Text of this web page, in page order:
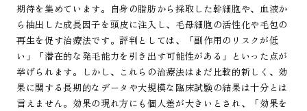
期待を集めています。自身の脂肪から採取した幹細胞や、血液か
ら抽出した成長因子を頭皮に注入し、毛母細胞の活性化や毛包の
再生を促す治療法です。評判としては、「副作用のリスクが低
い」「潜在的な発毛能力を引き出す可能性がある」といった点が
挙げられます。しかし、これらの治療法はまだ比較的新しく、効
果に関する長期的なデータや大規模な臨床試験の結果は十分とは
言えません。効果の現れ方にも個人差が大きいとされ、「効果を